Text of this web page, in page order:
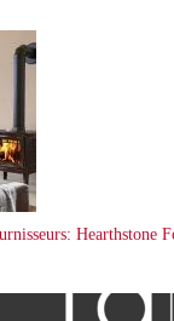
Hearthstone